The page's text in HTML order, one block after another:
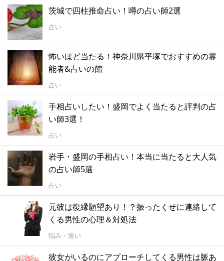
茨城で四柱推命占い！噂の占い師2選
占い
怖いほど当たる！神奈川県平塚でおすすめの霊
能者&占いの館
占い
手相占いしたい！盛岡でよく当たると評判の占
い師3選！
占い
岩手・盛岡の手相占い！本当に当たると大人気
の占い師5選
占い
元彼は復縁願望あり！？振ったくせに連絡して
くる男性の心理＆対処法
悩み・迷い
彼女がいるのにアプローチしてくる男性は脈あ